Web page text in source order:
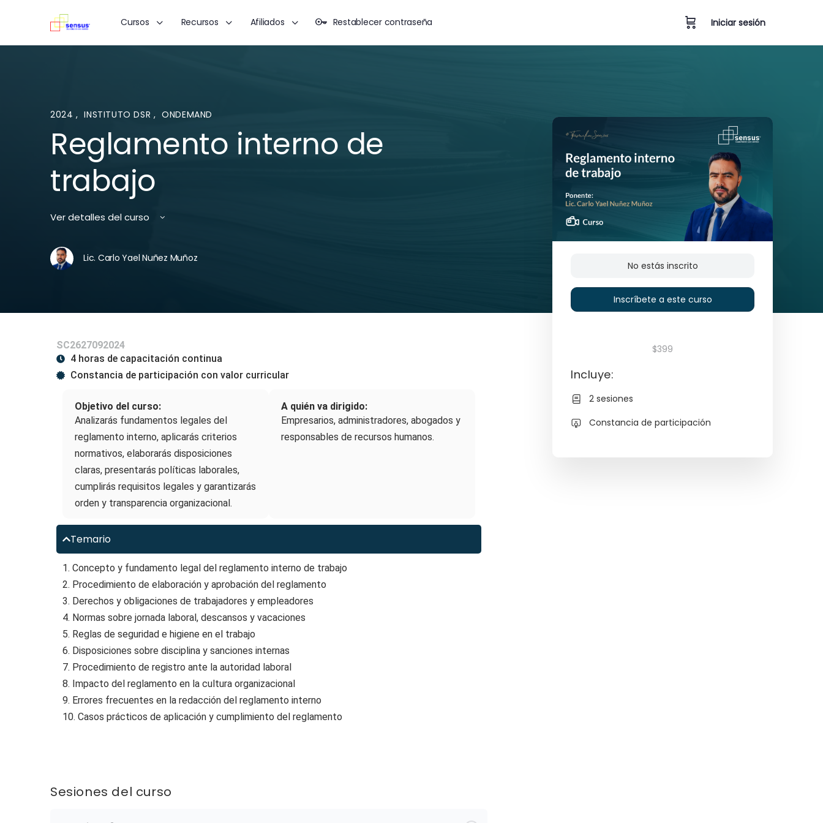
Cursos Recursos Afiliados Restablecer contraseña Iniciar sesión
2024, INSTITUTO DSR , ONDEMAND
Reglamento interno de
trabajo
Ver detalles del curso
Lic. Carlo Yael Nuñez Muñoz
SC2627092024
4 horas de capacitación continua
Constancia de participación con valor curricular
Objetivo del curso:
Analizarás fundamentos legales del
reglamento interno, aplicarás criterios
normativos, elaborarás disposiciones
claras, presentarás políticas laborales,
cumplirás requisitos legales y garantizarás
orden y transparencia organizacional.
A quién va dirigido:
Empresarios, administradores, abogados y
responsables de recursos humanos.
Temario
1. Concepto y fundamento legal del reglamento interno de trabajo
2. Procedimiento de elaboración y aprobación del reglamento
3. Derechos y obligaciones de trabajadores y empleadores
4. Normas sobre jornada laboral, descansos y vacaciones
5. Reglas de seguridad e higiene en el trabajo
6. Disposiciones sobre disciplina y sanciones internas
7. Procedimiento de registro ante la autoridad laboral
8. Impacto del reglamento en la cultura organizacional
9. Errores frecuentes en la redacción del reglamento interno
10. Casos prácticos de aplicación y cumplimiento del reglamento
Sesiones del curso
No estás inscrito
Inscríbete a este curso
$399
Incluye:
2 sesiones
Constancia de participación